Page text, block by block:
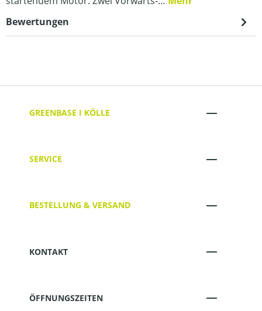
Bewertungen
GREENBASE I KÖLLE
SERVICE
BESTELLUNG & VERSAND
KONTAKT
ÖFFNUNGSZEITEN